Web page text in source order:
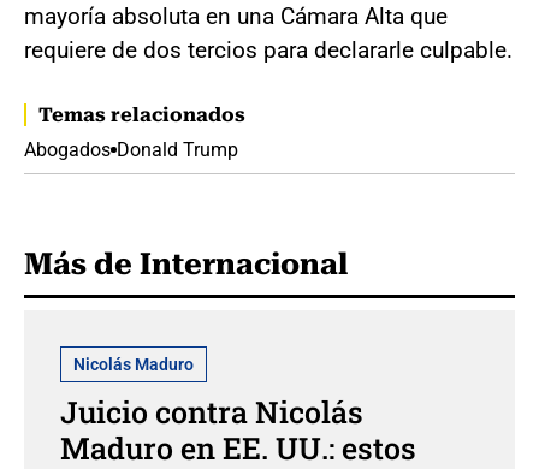
mayoría absoluta en una Cámara Alta que
requiere de dos tercios para declararle culpable.
Temas relacionados
Abogados Donald Trump
Más de Internacional
Nicolás Maduro
Juicio contra Nicolás
Maduro en EE. UU.: estos